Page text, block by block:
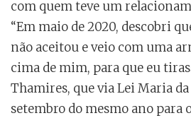
com quem teve um
“Em maio de 2020, descobri
não aceitou e veio com uma
cima de mim, para que eu
Thamires, que via Lei Maria
setembro do mesmo ano para